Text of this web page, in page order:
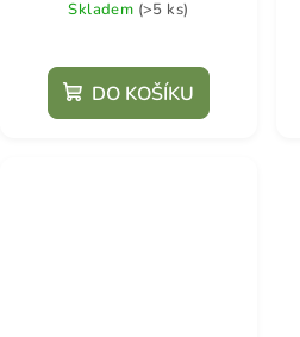
Skladem (>5 ks)
DO KOŠÍKU